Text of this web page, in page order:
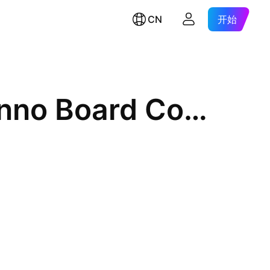
CN 开始
Yinhua SSE Science & Tech Inno Board Comp Idx Enh ETF